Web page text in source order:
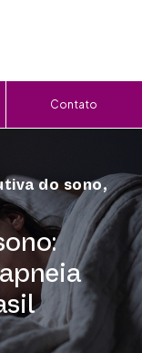
Contato
do sono,